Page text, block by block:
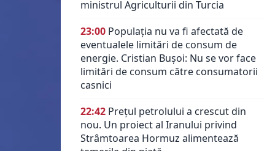
ministrul Agriculturii din Turcia
23:00 Populația nu va fi afectată de
eventualele limitări de consum de
energie. Cristian Bușoi: Nu se vor face
limitări de consum către consumatorii
casnici
22:42 Prețul petrolului a crescut din
nou. Un proiect al Iranului privind
Strâmtoarea Hormuz alimentează